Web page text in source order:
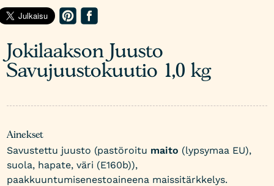
Jokilaakson Juusto
Savujuustokuutio 1,0 kg
Ainekset
Savustettu juusto (pastöroitu maito (lypsymaa EU),
suola, hapate, väri (E160b)),
paakkuuntumisenestoaineena maissitärkkelys.